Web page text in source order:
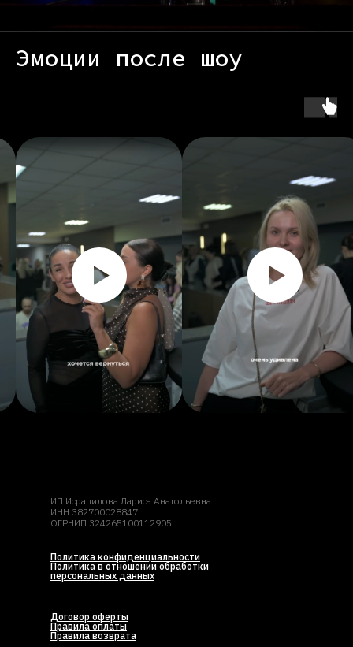
Эмоции после шоу
Политика конфиденциальности
Политика в отношении обработки
персональных данных
Договор оферты
Правила оплаты
Правила возврата
ИП Исрапилова Лариса Анатольевна
ИНН 382700028847
ОГРНИП 324265100112905